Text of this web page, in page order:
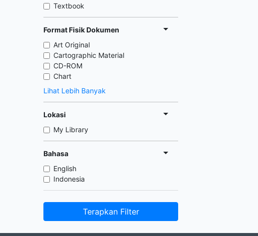
Textbook
Format Fisik Dokumen
Art Original
Cartographic Material
CD-ROM
Chart
Lihat Lebih Banyak
Lokasi
My Library
Bahasa
English
Indonesia
Terapkan Filter